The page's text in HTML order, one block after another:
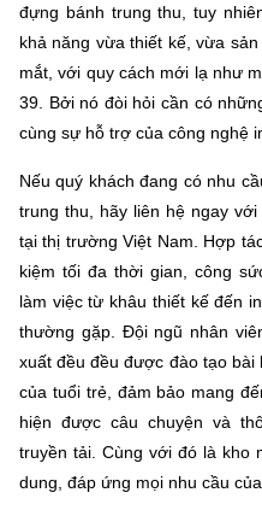
đựng bánh trung thu, tuy
khả năng vừa thiết kế, vừa
mắt, với quy cách mới lạ như
39. Bởi nó đòi hỏi cần có
cùng sự hỗ trợ của công nghệ
Nếu quý khách đang có nhu
trung thu, hãy liên hệ ngay
tại thị trường Việt Nam. Hợp
kiệm tối đa thời gian, công
làm việc từ khâu thiết kế đến
thường gặp. Đội ngũ nhân
xuất đều đều được đào tạo
của tuổi trẻ, đảm bảo mang
hiện được câu chuyện và
truyền tải. Cùng với đó là kho
dung, đáp ứng mọi nhu cầu của